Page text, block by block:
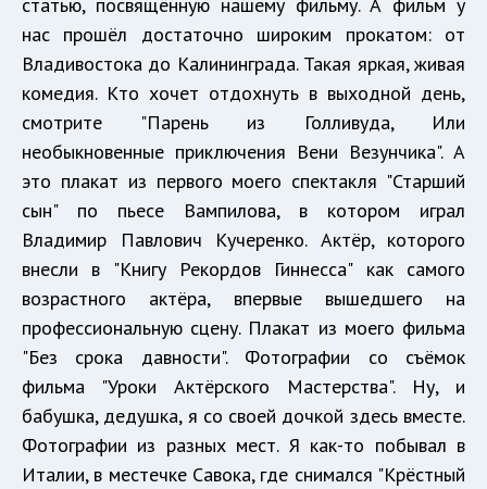
нас прошёл достаточно широким прокатом: от
Владивостока до Калининграда. Такая яркая, живая
комедия. Кто хочет отдохнуть в выходной день,
смотрите "Парень из Голливуда, Или
необыкновенные приключения Вени Везунчика". А
это плакат из первого моего спектакля "Старший
сын" по пьесе Вампилова, в котором играл
Владимир Павлович Кучеренко. Актёр, которого
внесли в "Книгу Рекордов Гиннесса" как самого
возрастного актёра, впервые вышедшего на
профессиональную сцену. Плакат из моего фильма
"Без срока давности". Фотографии со съёмок
фильма "Уроки Актёрского Мастерства". Ну, и
бабушка, дедушка, я со своей дочкой здесь вместе.
Фотографии из разных мест. Я как-то побывал в
Италии, в местечке Савока, где снимался "Крёстный